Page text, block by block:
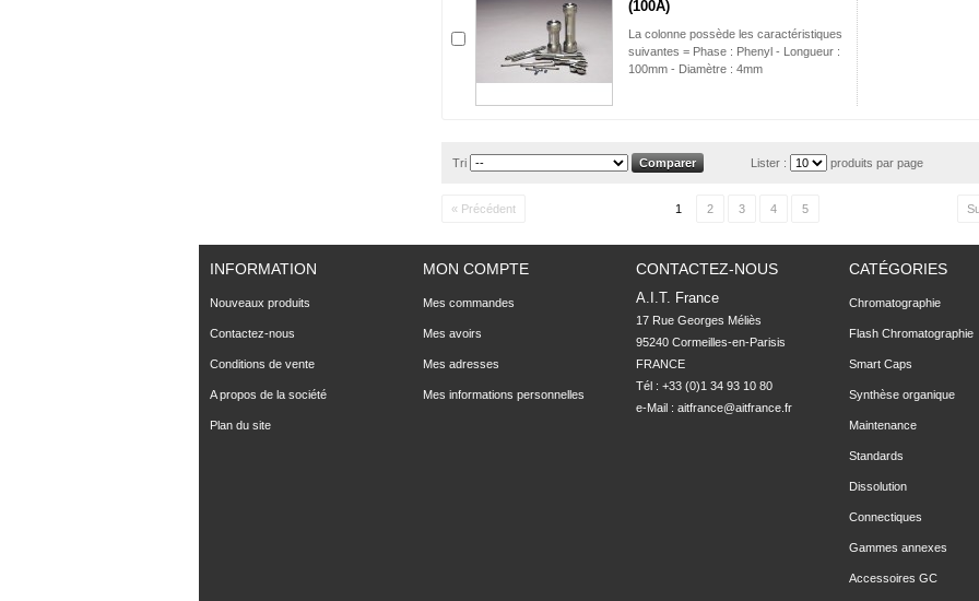
(100Å)
La colonne possède les caractéristiques
suivantes = Phase : Phenyl - Longueur :
100mm - Diamètre : 4mm
Tri Lister : produits par page
« Précédent 1 2 3 4 5
INFORMATION
Nouveaux produits
Contactez-nous
Conditions de vente
A propos de la société
Plan du site
MON COMPTE
Mes commandes
Mes avoirs
Mes adresses
Mes informations personnelles
CONTACTEZ-NOUS
A.I.T. France
17 Rue Georges Méliès
95240 Cormeilles-en-Parisis
FRANCE
Tél : +33 (0)1 34 93 10 80
e-Mail : aitfrance@aitfrance.fr
CATÉGORIES
Chromatographie
Flash Chromatographie
Smart Caps
Synthèse organique
Maintenance
Standards
Dissolution
Connectiques
Gammes annexes
Accessoires GC